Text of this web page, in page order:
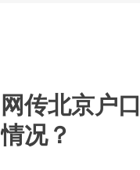
网传北京户
情况？